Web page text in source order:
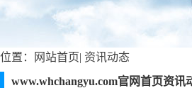
位置： 网站首页| 资讯动态
www.whchangyu.com官网首页资讯